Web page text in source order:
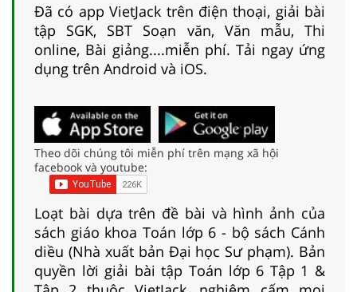
Đã có app VietJack trên điện thoại, giải bài
tập SGK, SBT Soạn văn, Văn mẫu, Thi
online, Bài giảng....miễn phí. Tải ngay ứng
dụng trên Android và iOS.
Theo dõi chúng tôi miễn phí trên mạng xã hội
facebook và youtube:
Loạt bài dựa trên đề bài và hình ảnh của
sách giáo khoa Toán lớp 6 - bộ sách Cánh
diều (Nhà xuất bản Đại học Sư phạm). Bản
quyền lời giải bài tập Toán lớp 6 Tập 1 &